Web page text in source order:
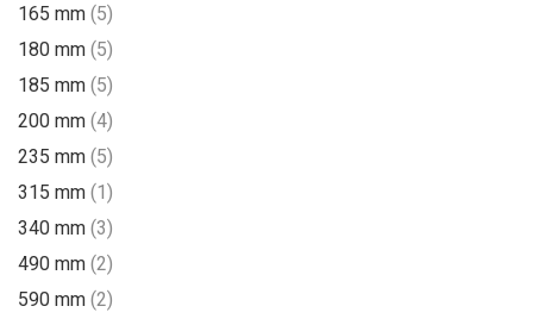
165 mm (5)
180 mm (5)
185 mm (5)
200 mm (4)
235 mm (5)
315 mm (1)
340 mm (3)
490 mm (2)
590 mm (2)